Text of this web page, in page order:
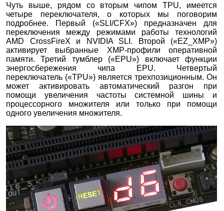
Чуть выше, рядом со вторым чипом TPU, имеется
четыре переключателя, о которых мы поговорим
подробнее. Первый («SLI/CFX») предназначен для
переключения между режимами работы технологий
AMD CrossFireX и NVIDIA SLI. Второй («EZ_XMP»)
активирует выбранные XMP-профили оперативной
памяти. Третий тумблер («EPU») включает функции
энергосбережения чипа EPU. Четвертый
переключатель («TPU») является трехпозиционным. Он
может активировать автоматический разгон при
помощи увеличения частоты системной шины и
процессорного множителя или только при помощи
одного увеличения множителя.